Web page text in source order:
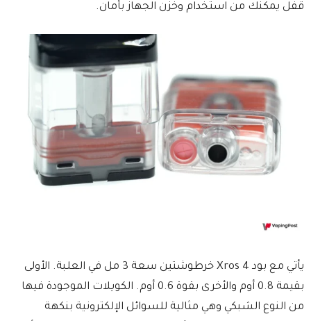
قفل يمكنك من استخدام وخزن الجهاز بأمان.
يأتي مع بود Xros 4 خرطوشتين سعة 3 مل في العلبة. الأولى
بقيمة 0.8 أوم والأخرى بقوة 0.6 أوم. الكويلات الموجودة فيها
من النوع الشبكي وهي مثالية للسوائل الإلكترونية بنكهة